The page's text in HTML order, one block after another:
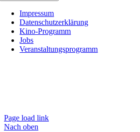
Impressum
Datenschutzerklärung
Kino-Programm
Jobs
Veranstaltungsprogramm
Page load link
Nach oben